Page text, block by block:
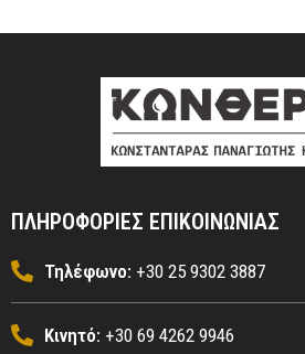
ΠΛΗΡΟΦΟΡΙΕΣ ΕΠΙΚΟΙΝΩΝΙΑΣ
Τηλέφωνο: +30 25 9302 3887
Κινητό: +30 69 4262 9946